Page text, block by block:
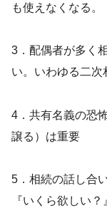
も使えなくなる。
3．配偶者が多く
い。いわゆる二次
4．共有名義の恐
譲る）は重要
5．相続の話し合
『いくら欲しい